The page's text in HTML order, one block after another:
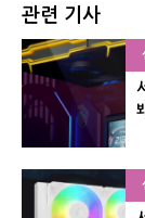
관련 기사